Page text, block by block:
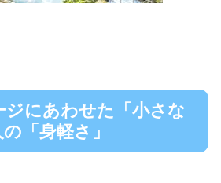
ジにあわせた「小さな
「身軽さ」